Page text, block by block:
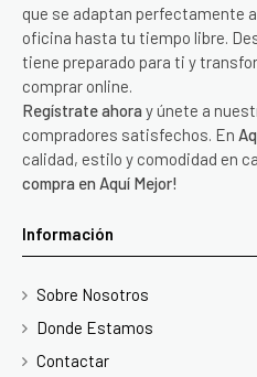
que se adaptan perfectamente
oficina hasta tu tiempo libre.
tiene preparado para ti y
comprar online.
Regístrate ahora y únete a
compradores satisfechos. En
calidad, estilo y comodidad en
compra en Aquí Mejor!
Información
Sobre Nosotros
Donde Estamos
Contactar